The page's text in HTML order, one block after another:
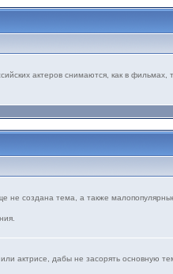
актеров снимаются, как в фильмах,
не создана тема, а также
актрисе, дабы не засорять основную